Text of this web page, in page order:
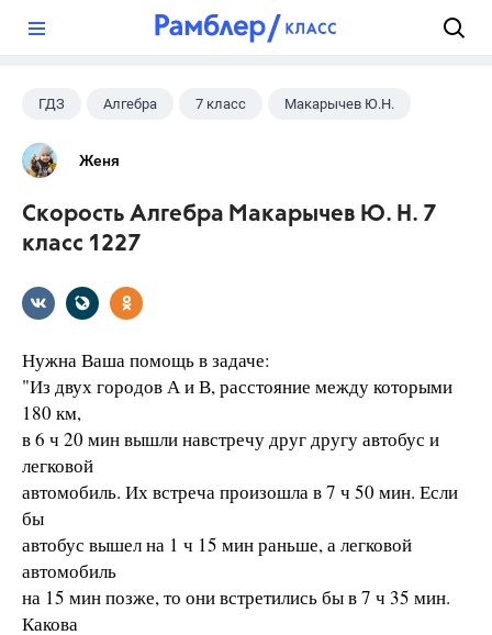
ГДЗ Алгебра 7 класс Макарычев Ю.Н.
Женя
Скорость Алгебра Макарычев Ю. Н. 7
класс 1227
Нужна Ваша помощь в задаче:
"Из двух городов А и В, расстояние между которыми
180 км,
в 6 ч 20 мин вышли навстречу друг другу автобус и
легковой
автомобиль. Их встреча произошла в 7 ч 50 мин. Если
бы
автобус вышел на 1 ч 15 мин раньше, а легковой
автомобиль
на 15 мин позже, то они встретились бы в 7 ч 35 мин.
Какова